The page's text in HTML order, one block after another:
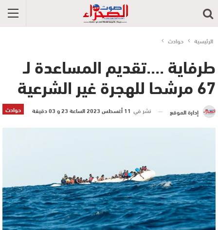
الرئيسية حوادث
طرفاية ….تقديم المساعدة لـ
67 مرشحا للهجرة غير الشرعية
حوادث إدارة الموقع نشر في 11 أغسطس 2023 الساعة 23 و 03 دقيقة